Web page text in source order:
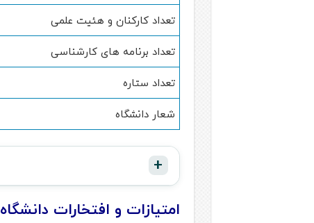
تعداد کارکنان و هئیت علمی
تعداد برنامه های کارشناسی
تعداد ستاره
شعار دانشگاه
امتیازات و افتخارات دانشگاه Help مالزی